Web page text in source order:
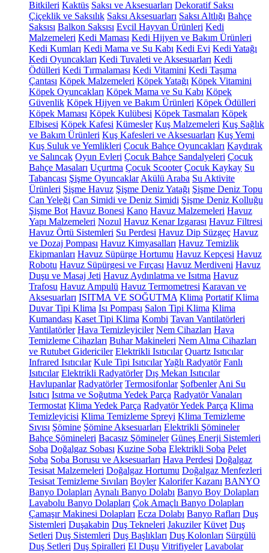
Bitkileri Kaktüs Saksı ve Aksesuarları Dekoratif Saksı
Çiçeklik ve Saksılık Saksı Aksesuarları Saksı Altlığı Bahçe
Saksısı Balkon Saksısı Evcil Hayvan Ürünleri Kedi
Malzemeleri Kedi Maması Kedi Hijyen ve Bakım Ürünleri
Kedi Kumları Kedi Mama ve Su Kabı Kedi Evi Kedi Yatağı
Kedi Oyuncakları Kedi Tuvaleti ve Aksesuarları Kedi
Ödülleri Kedi Tırmalaması Kedi Vitamini Kedi Taşıma
Çantası Köpek Malzemeleri Köpek Yatağı Köpek Vitamini
Köpek Oyuncakları Köpek Mama ve Su Kabı Köpek
Güvenlik Köpek Hijyen ve Bakım Ürünleri Köpek Ödülleri
Köpek Maması Köpek Kulübesi Köpek Tasmaları Köpek
Elbisesi Köpek Kafesi Kümesler Kuş Malzemeleri Kuş Sağlık
ve Bakım Ürünleri Kuş Kafesleri ve Aksesuarları Kuş Yemi
Kuş Suluk ve Yemlikleri Çocuk Bahçe Oyuncakları Kaydırak
ve Salıncak Oyun Evleri Çocuk Bahçe Sandalyeleri Çocuk
Bahçe Masaları Uçurtma Çocuk Scooter Çocuk Kaykay Su
Tabancası Şişme Oyuncaklar Akülü Araba Su Aktivite
Ürünleri Şişme Havuz Şişme Deniz Yatağı Şişme Deniz Topu
Can Yeleği Can Simidi ve Deniz Simidi Şişme Deniz Kolluğu
Şişme Bot Havuz Bonesi Kano Havuz Malzemeleri Havuz
Yapı Malzemeleri Nozul Havuz Kenar Izgarası Havuz Filtresi
Havuz Örtü Sistemleri Su Perdesi Havuz Dip Süzgeç Havuz
ve Dozaj Pompası Havuz Kimyasalları Havuz Temizlik
Ekipmanları Havuz Süpürge Hortumu Havuz Kepçesi Havuz
Robotu Havuz Süpürgesi ve Fırçası Havuz Merdiveni Havuz
Duşu ve Masaj Jeti Havuz Aydınlatma ve Isıtma Havuz
Trafosu Havuz Ampulü Havuz Termometresi Karavan ve
Aksesuarları ISITMA VE SOĞUTMA Klima Portatif Klima
Duvar Tipi Klima Isı Pompası Salon Tipi Klima Klima
Kumandası Kaset Tipi Klima Kombi Tavan Vantilatörleri
Vantilatörler Hava Temizleyiciler Nem Cihazları Hava
Temizleme Cihazları Buhar Makineleri Nem Alma Cihazları
ve Rutubet Gidericiler Elektrikli Isıtıcılar Quartz Isıtıcılar
Infrared Isıtıcılar Kule Tipi IsıtıcılarYağlı Radyatör Fanlı
Isıtıcılar Elektrikli Radyatörler Dış Mekan Isıtıcılar
Havlupanlar Radyatörler Termosifonlar Şofbenler Ani Su
Isıtıcı Isıtma ve Soğutma Yedek Parça Radyatör Vanaları
Termostat Klima Yedek Parça Radyatör Yedek Parça Klima
Temizleyicisi Klima Temizleme Spreyi Klima Temizleme
Sıvısı Şömine Şömine Aksesuarları Elektrikli Şömineler
Bahçe Şömineleri Bacasız Şömineler Güneş Enerji Sistemleri
Soba Doğalgaz Sobası Kuzine Soba Elektrikli Soba Pelet
Soba Soba Borusu ve Aksesuarları Hava Perdesi Doğalgaz
Tesisat Malzemeleri Doğalgaz Hortumu Doğalgaz Menfezleri
Tesisat Temizleme Sıvıları Boyler Kalorifer Kazanı BANYO
Banyo Dolapları Aynalı Banyo Dolabı Banyo Boy Dolapları
Lavabolu Banyo Dolapları Çok Amaçlı Banyo Dolapları
Çamaşır Makinesi Dolapları Ecza Dolabı Banyo Rafları Duş
Sistemleri Duşakabin Duş Tekneleri Jakuziler Küvet Duş
Setleri Duş Sistemleri Duş Başlıkları Duş Kolonları Sürgülü
Duş Setleri Duş Spiralleri El Duşu Vitrifiyeler Lavabolar